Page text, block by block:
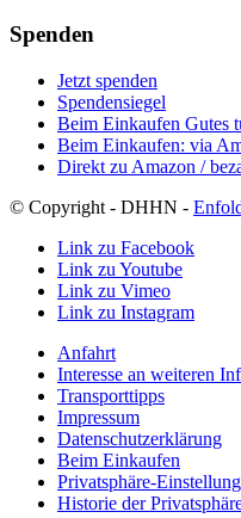
Spenden
Jetzt spenden
Spendensiegel
Beim Einkaufen Gutes
Beim Einkaufen: via
Direkt zu Amazon /
© Copyright - DHHN -
Link zu Facebook
Link zu Youtube
Link zu Vimeo
Link zu Instagram
Anfahrt
Interesse an weiteren
Transporttipps
Impressum
Datenschutzerklärung
Beim Einkaufen
Privatsphäre-
Historie der